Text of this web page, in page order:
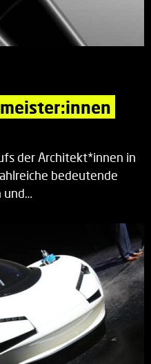
der Architekt*innen in
bedeutende
und…